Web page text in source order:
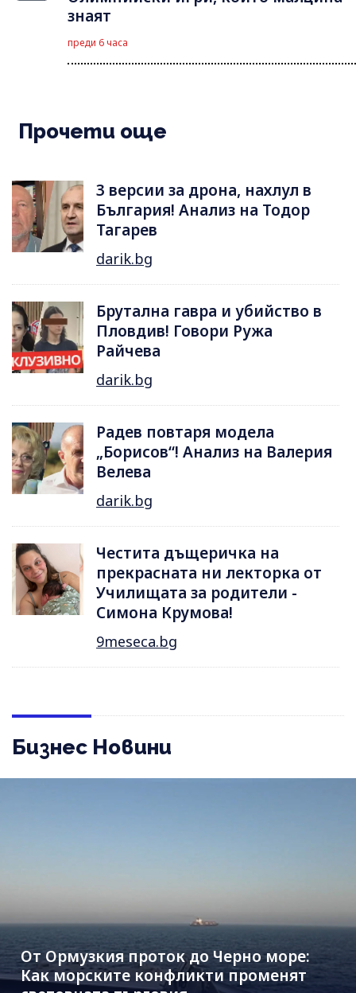
знаят
преди 6 часа
Прочети още
3 версии за дрона, нахлул в
България! Анализ на Тодор
Тагарев
darik.bg
Брутална гавра и убийство в
Пловдив! Говори Ружа
Райчева
darik.bg
Радев повтаря модела
„Борисов“! Анализ на Валерия
Велева
darik.bg
Честита дъщеричка на
прекрасната ни лекторка от
Училищата за родители -
Симона Крумова!
9meseca.bg
Бизнес Новини
От Ормузкия проток до Черно море:
Как морските конфликти променят